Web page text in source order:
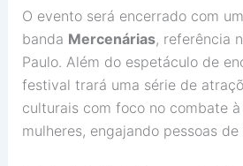
O evento será encerrado com
banda Mercenárias, referência
Paulo. Além do espetáculo de
festival trará uma série de
culturais com foco no combate
mulheres, engajando pessoas